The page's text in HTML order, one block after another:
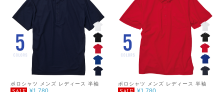
ポロシャツ メンズ レディース 半袖
ポロシャツ メンズ レディース 半袖